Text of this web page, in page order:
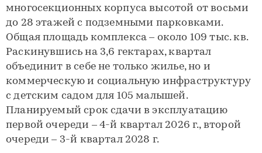
многосекционных корпуса высотой от восьми
до 28 этажей с подземными парковками.
Общая площадь комплекса – около 109 тыс. кв.
Раскинувшись на 3,6 гектарах, квартал
объединит в себе не только жилье, но и
коммерческую и социальную инфраструктуру
с детским садом для 105 малышей.
Планируемый срок сдачи в эксплуатацию
первой очереди – 4-й квартал 2026 г., второй
очереди – 3-й квартал 2028 г.